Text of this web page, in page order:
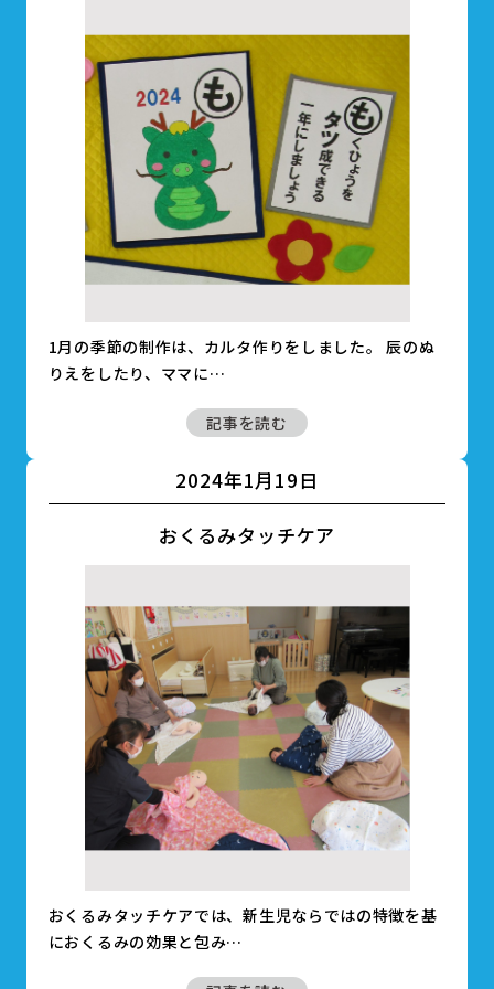
1月の季節の制作は、カルタ作りをしました。 辰のぬ
りえをしたり、ママに…
記事を読む
2024年1月19日
おくるみタッチケア
おくるみタッチケアでは、新生児ならではの特徴を基
におくるみの効果と包み…